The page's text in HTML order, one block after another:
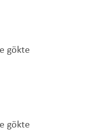
gökte
gökte